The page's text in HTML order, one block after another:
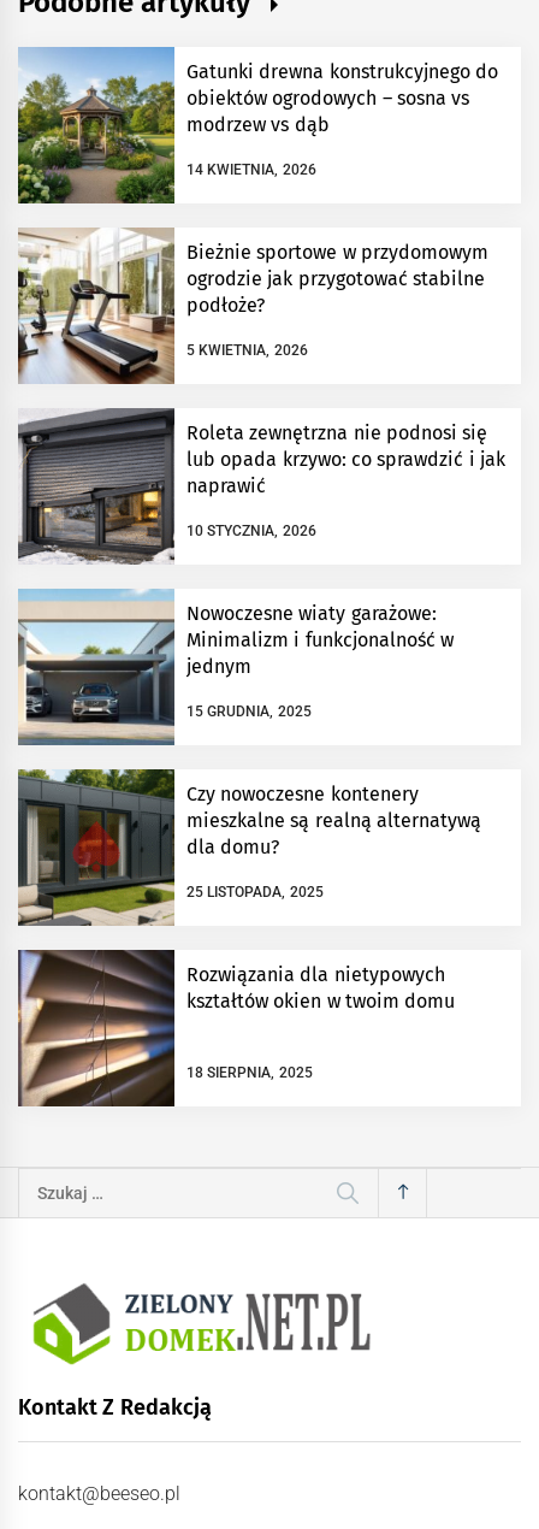
Gatunki drewna konstrukcyjnego do
obiektów ogrodowych – sosna vs
modrzew vs dąb
14 KWIETNIA, 2026
Bieżnie sportowe w przydomowym
ogrodzie jak przygotować stabilne
podłoże?
5 KWIETNIA, 2026
Roleta zewnętrzna nie podnosi się
lub opada krzywo: co sprawdzić i jak
naprawić
10 STYCZNIA, 2026
Nowoczesne wiaty garażowe:
Minimalizm i funkcjonalność w
jednym
15 GRUDNIA, 2025
Czy nowoczesne kontenery
mieszkalne są realną alternatywą
dla domu?
25 LISTOPADA, 2025
Rozwiązania dla nietypowych
kształtów okien w twoim domu
18 SIERPNIA, 2025
Szukaj:
Kontakt Z Redakcją
kontakt@beeseo.pl